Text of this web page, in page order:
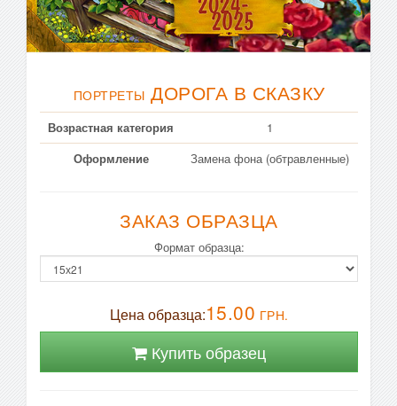
ПОРТРЕТЫ ДОРОГА В СКАЗКУ
Возрастная категория
1
Оформление
Замена фона (обтравленные)
ЗАКАЗ ОБРАЗЦА
Формат образца:
Цена образца:15.00 ГРН.
Купить образец